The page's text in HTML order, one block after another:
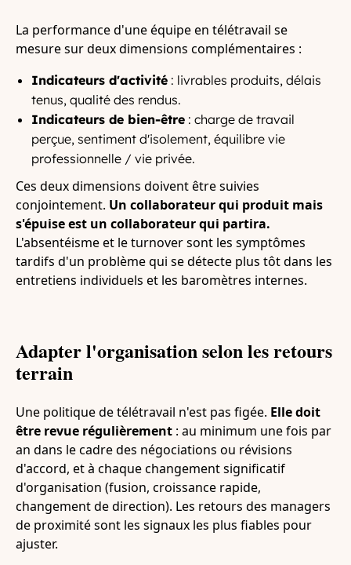
La performance d'une équipe en télétravail se
mesure sur deux dimensions complémentaires :
Indicateurs d'activité : livrables produits, délais
tenus, qualité des rendus.
Indicateurs de bien-être : charge de travail
perçue, sentiment d'isolement, équilibre vie
professionnelle / vie privée.
Ces deux dimensions doivent être suivies
conjointement. Un collaborateur qui produit mais
s'épuise est un collaborateur qui partira.
L'absentéisme et le turnover sont les symptômes
tardifs d'un problème qui se détecte plus tôt dans les
entretiens individuels et les baromètres internes.
Adapter l'organisation selon les retours
terrain
Une politique de télétravail n'est pas figée. Elle doit
être revue régulièrement : au minimum une fois par
an dans le cadre des négociations ou révisions
d'accord, et à chaque changement significatif
d'organisation (fusion, croissance rapide,
changement de direction). Les retours des managers
de proximité sont les signaux les plus fiables pour
ajuster.